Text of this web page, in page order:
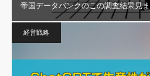
帝国データバンクのこの調査結果見
経営戦略